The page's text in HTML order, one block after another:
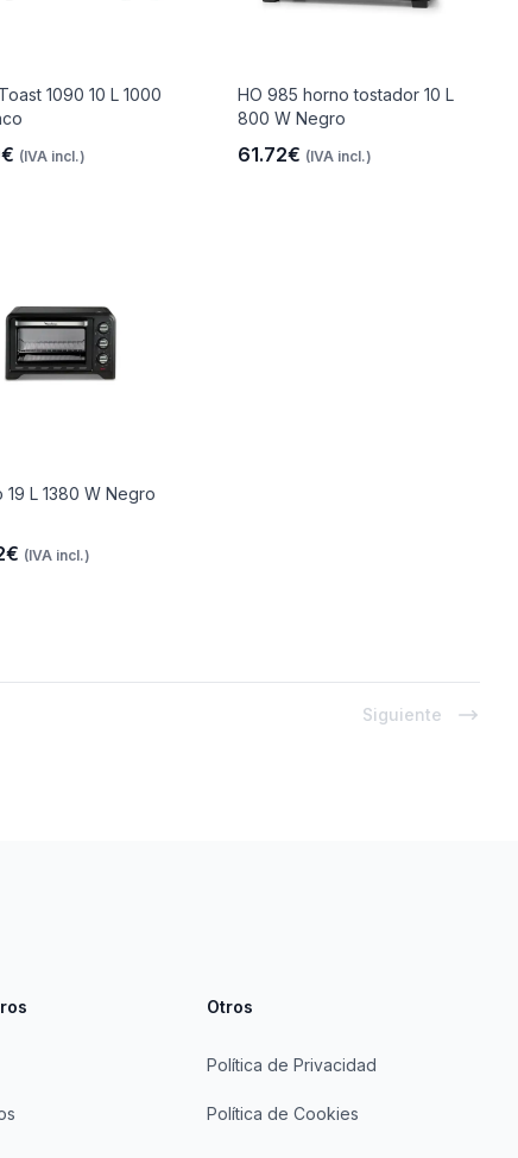
1090 10 L 1000
(IVA incl.)
HO 985 horno tostador 10 L
800 W Negro
61.72€ (IVA incl.)
19 L 1380 W Negro
(IVA incl.)
Siguiente
Otros
Política de Privacidad
Política de Cookies